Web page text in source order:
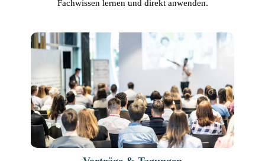
Fachwissen lernen und direkt anwenden.